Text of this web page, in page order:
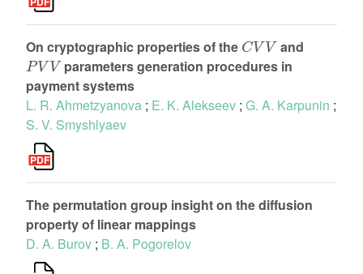
On cryptographic properties of the and
PVV
parameters generation procedures in
payment systems
L. R. Ahmetzyanova ; E. K. Alekseev ; G. A. Karpunin ;
S. V. Smyshlyaev
The permutation group insight on the diffusion
property of linear mappings
D. A. Burov ; B. A. Pogorelov